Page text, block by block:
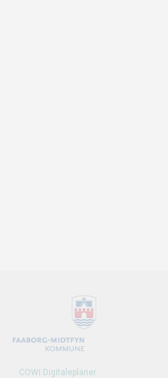
COWI Digitaleplaner